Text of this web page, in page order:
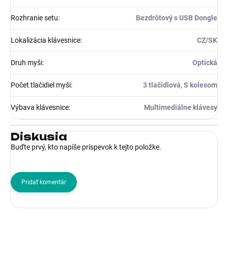
Rozhranie setu: Bezdrôtový s USB Dongle
Lokalizácia klávesnice: CZ/SK
Druh myši: Optická
Počet tlačidiel myši: 3 tlačidlová, S kolesom
Výbava klávesnice: Multimediálne klávesy
Diskusia
Buďte prvý, kto napíše príspevok k tejto položke.
Pridať komentár